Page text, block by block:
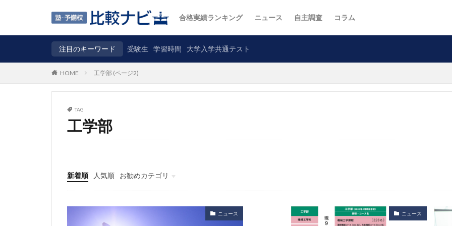
合格実績ランキング ニュース 自主調査 コラム
注目のキーワード 受験生 学習時間 大学入学共通テスト
HOME 工学部 (ページ2)
TAG
工学部
新着順 人気順
お勧めカテゴリ
ニュース
自主調査
コラム
カテゴリ
ニュース ニュース